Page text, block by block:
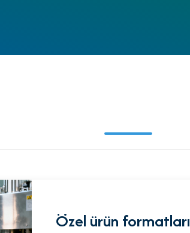
Özel ürün formatları